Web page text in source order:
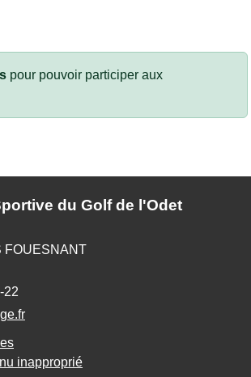
pour pouvoir participer aux
du Golf de l'Odet
FOUESNANT
22
inapproprié